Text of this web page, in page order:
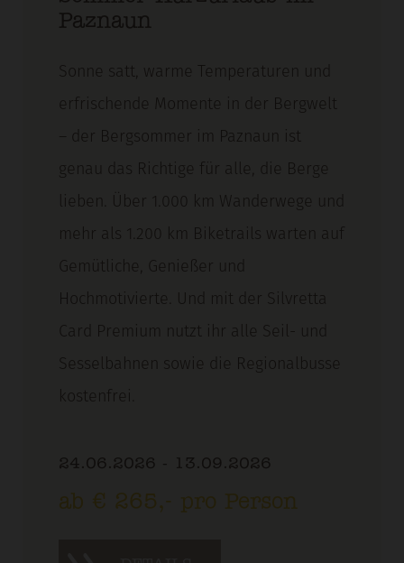
Paznaun
Sonne satt, warme Temperaturen und
erfrischende Momente in der Bergwelt
– der Bergsommer im Paznaun ist
genau das Richtige für alle, die Berge
lieben. Über 1.000 km Wanderwege und
mehr als 1.200 km Biketrails warten auf
Gemütliche, Genießer und
Hochmotivierte. Und mit der Silvretta
Card Premium nutzt ihr alle Seil- und
Sesselbahnen sowie die Regionalbusse
kostenfrei.
24.06.2026 - 13.09.2026
ab € 265,- pro Person